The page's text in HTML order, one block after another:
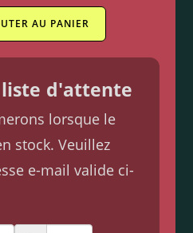
AU PANIER
d'attente
lorsque le
stock. Veuillez
e-mail valide ci-